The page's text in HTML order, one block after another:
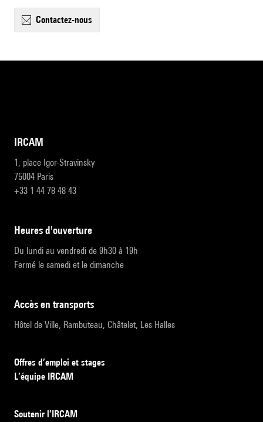
contactez-nous
IRCAM
1, place Igor-Stravinsky
75004 Paris
+33 1 44 78 48 43
heures d'ouverture
Du lundi au vendredi de 9h30 à 19h
Fermé le samedi et le dimanche
accès en transports
Hôtel de Ville, Rambuteau, Châtelet, Les Halles
Offres d’emploi et stages
L’équipe IRCAM
Soutenir l’IRCAM